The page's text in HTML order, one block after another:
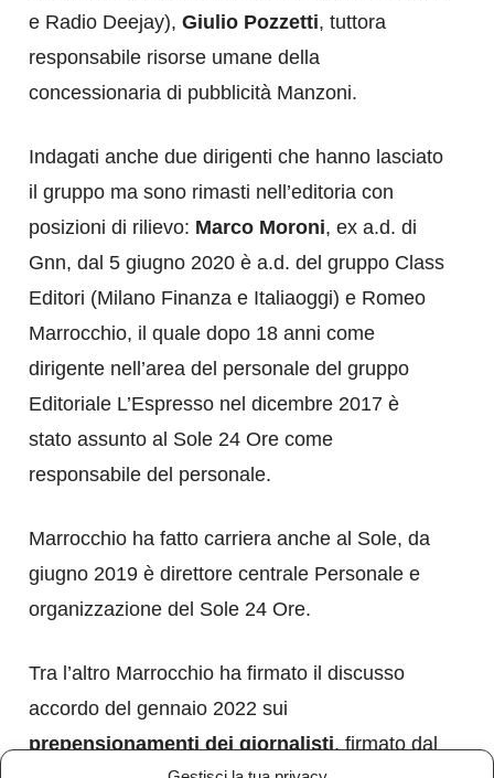
e Radio Deejay), Giulio Pozzetti, tuttora
responsabile risorse umane della
concessionaria di pubblicità Manzoni.
Indagati anche due dirigenti che hanno lasciato
il gruppo ma sono rimasti nell’editoria con
posizioni di rilievo: Marco Moroni, ex a.d. di
Gnn, dal 5 giugno 2020 è a.d. del gruppo Class
Editori (Milano Finanza e Italiaoggi) e Romeo
Marrocchio, il quale dopo 18 anni come
dirigente nell’area del personale del gruppo
Editoriale L’Espresso nel dicembre 2017 è
stato assunto al Sole 24 Ore come
responsabile del personale.
Marrocchio ha fatto carriera anche al Sole, da
giugno 2019 è direttore centrale Personale e
organizzazione del Sole 24 Ore.
Tra l’altro Marrocchio ha firmato il discusso
accordo del gennaio 2022 sui
prepensionamenti dei giornalisti, firmato dal